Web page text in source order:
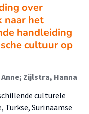
over
naar het
handleiding
cultuur op
Zijlstra, Hanna
culturele
Turkse, Surinaamse